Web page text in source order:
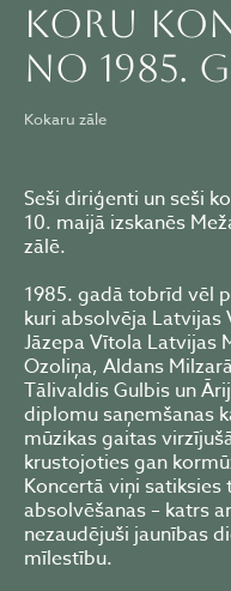
KORU
NO 1985.
Kokaru zāle
Seši diriģenti un seši
10. maijā izskanēs
zālē.
1985. gadā tobrīd vēl
kuri absolvēja
Jāzepa Vītola Latvijas
Ozoliņa, Aldans
Tālivaldis Gulbis un
diplomu saņemšanas
mūzikas gaitas
krustojoties gan
Koncertā viņi
absolvēšanas – katrs
nezaudējuši jaunības
mīlestību.